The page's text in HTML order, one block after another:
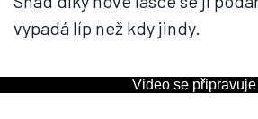
vypadá líp než kdy jindy.
Video se připravuje